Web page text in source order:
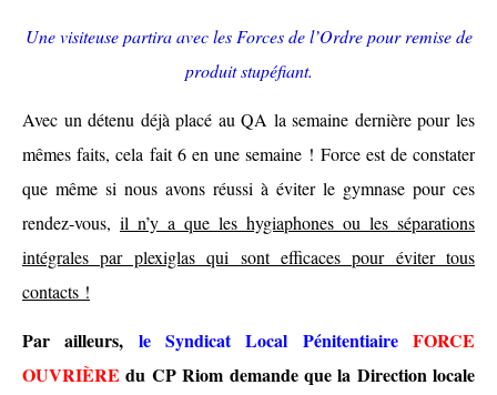
Une visiteuse partira avec les Forces de l’Ordre pour remise de
produit stupéfiant.
Avec un détenu déjà placé au QA la semaine dernière pour les
mêmes faits, cela fait 6 en une semaine ! Force est de constater
que même si nous avons réussi à éviter le gymnase pour ces
rendez-vous, il n’y a que les hygiaphones ou les séparations
intégrales par plexiglas qui sont efficaces pour éviter tous
contacts !
Par ailleurs, le Syndicat Local Pénitentiaire FORCE
OUVRIÈRE du CP Riom demande que la Direction locale